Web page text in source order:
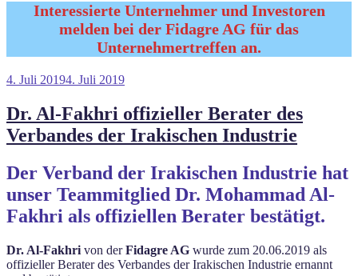
Interessierte Unternehmer und Investoren
melden bei der Fidagre AG für das
Unternehmertreffen an.
Veröffentlicht
4. Juli 20194. Juli 2019
Dr. Al-Fakhri offizieller Berater des
Verbandes der Irakischen Industrie
Der Verband der Irakischen Industrie hat
unser Teammitglied Dr. Mohammad Al-
Fakhri als offiziellen Berater bestätigt.
Dr. Al-Fakhri von derFidagre AG wurde zum 20.06.2019 als
offizieller Berater des Verbandes der Irakischen Industrie ernannt